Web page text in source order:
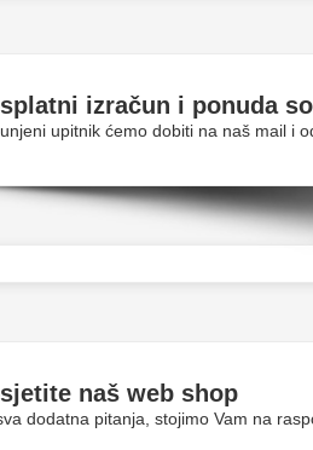
izračun i ponuda
upitnik ćemo dobiti na naš mail i
naš web shop
dodatna pitanja, stojimo Vam na